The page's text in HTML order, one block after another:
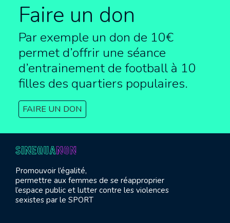
Faire un don
Par exemple un don de 10€
permet d’offrir une séance
d’entrainement de football à 10
filles des quartiers populaires.
FAIRE UN DON
Promouvoir l’égalité,
permettre aux femmes de se réapproprier
l’espace public et lutter contre les violences
sexistes par le SPORT